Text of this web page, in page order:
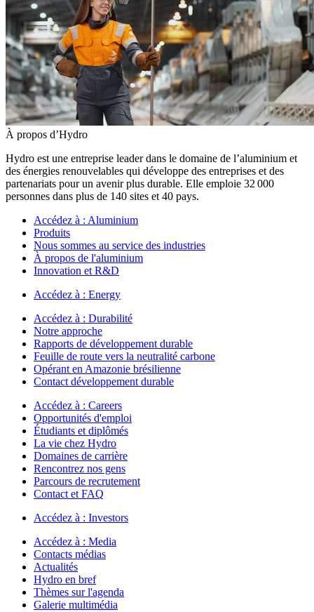
À propos d’Hydro
Hydro est une entreprise leader dans le domaine de l’aluminium et
des énergies renouvelables qui développe des entreprises et des
partenariats pour un avenir plus durable. Elle emploie 32 000
personnes dans plus de 140 sites et 40 pays.
Accédez à : Aluminium
Produits
Nous sommes au service des industries
À propos de l'aluminium
Innovation et R&D
Accédez à : Energy
Accédez à : Durabilité
Notre approche
Rapports de développement durable
Feuille de route vers la neutralité carbone
Opérant en Amazonie brésilienne
Contact développement durable
Accédez à : Careers
Opportunités d'emploi
Étudiants et diplômés
La vie chez Hydro
Domaines de carrière
Rencontrez nos gens
Parcours de recrutement
Contact et FAQ
Accédez à : Investors
Accédez à : Media
Contacts médias
Actualités
Hydro en bref
Thèmes sur l'agenda
Galerie multimédia